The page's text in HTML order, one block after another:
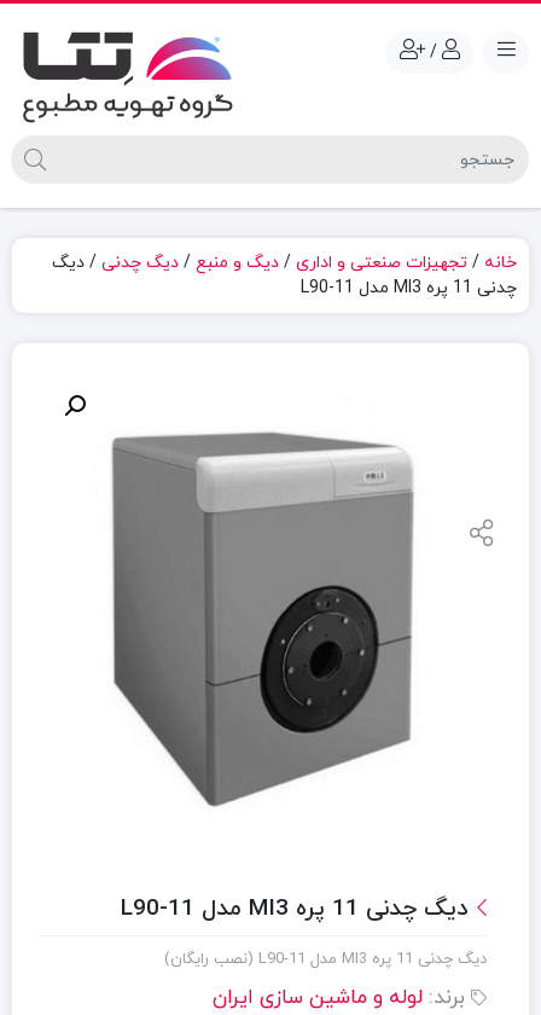
/
خانه / تجهیزات صنعتی و اداری / دیگ و منبع / دیگ چدنی / دیگ
چدنی 11 پره MI3 مدل L90-11
دیگ چدنی 11 پره MI3 مدل L90-11
دیگ چدنی 11 پره MI3 مدل L90-11 (نصب رایگان)
برند: لوله و ماشین سازی ایران